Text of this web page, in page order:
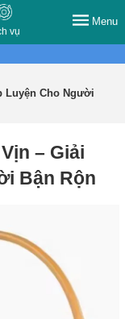
vụ
Menu
Luyện Cho Người
– Giải
Bận Rộn